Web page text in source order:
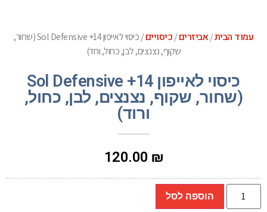
עמוד הבית/אביזרים/כיסויים
/ כיסוי לאייפון 14+ Sol Defensive (שחור,
שקוף, נצנצים, לבן, כחול, ורוד)
כיסוי לאייפון 14+ Sol Defensive
(שחור, שקוף, נצנצים, לבן, כחול,
ורוד)
120.00₪
הוספה לסל